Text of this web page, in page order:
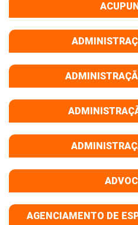
AGENCIAMENTO DE